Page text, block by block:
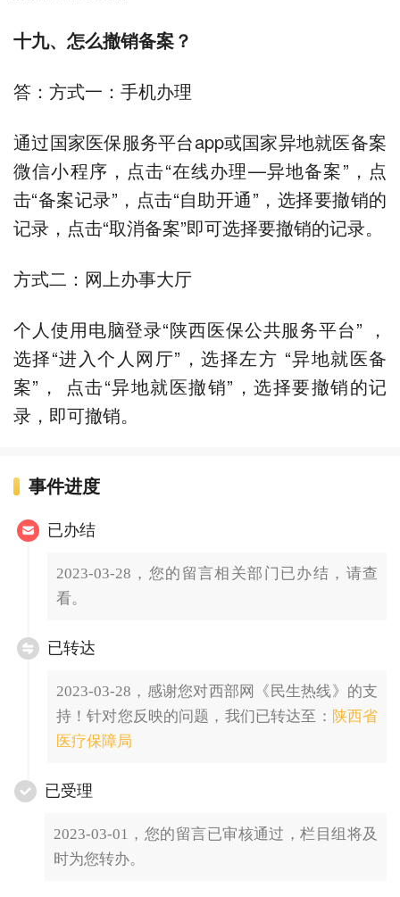
十九、怎么撤销备案？
答：方式一：手机办理
通过国家医保服务平台app或国家异地就医备案
微信小程序，点击“在线办理—异地备案”，点
击“备案记录”，点击“自助开通”，选择要撤销的
记录，点击“取消备案”即可选择要撤销的记录。
方式二：网上办事大厅
个人使用电脑登录“陕西医保公共服务平台” ，
选择“进入个人网厅”，选择左方 “异地就医备
案”， 点击“异地就医撤销”，选择要撤销的记
录，即可撤销。
事件进度
已办结
2023-03-28，您的留言相关部门已办结，请查
看。
已转达
2023-03-28，感谢您对西部网《民生热线》的支
持！针对您反映的问题，我们已转达至： 陕西省
医疗保障局
已受理
2023-03-01，您的留言已审核通过，栏目组将及
时为您转办。